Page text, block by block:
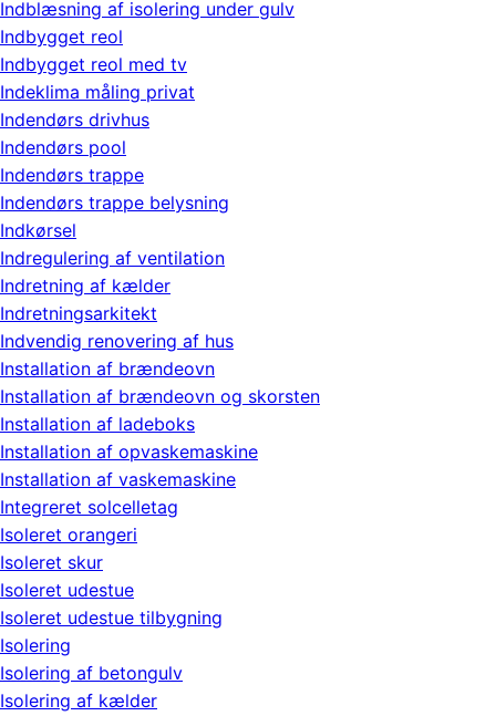
Indblæsning af isolering under gulv
Indbygget reol
Indbygget reol med tv
Indeklima måling privat
Indendørs drivhus
Indendørs pool
Indendørs trappe
Indendørs trappe belysning
Indkørsel
Indregulering af ventilation
Indretning af kælder
Indretningsarkitekt
Indvendig renovering af hus
Installation af brændeovn
Installation af brændeovn og skorsten
Installation af ladeboks
Installation af opvaskemaskine
Installation af vaskemaskine
Integreret solcelletag
Isoleret orangeri
Isoleret skur
Isoleret udestue
Isoleret udestue tilbygning
Isolering
Isolering af betongulv
Isolering af kælder